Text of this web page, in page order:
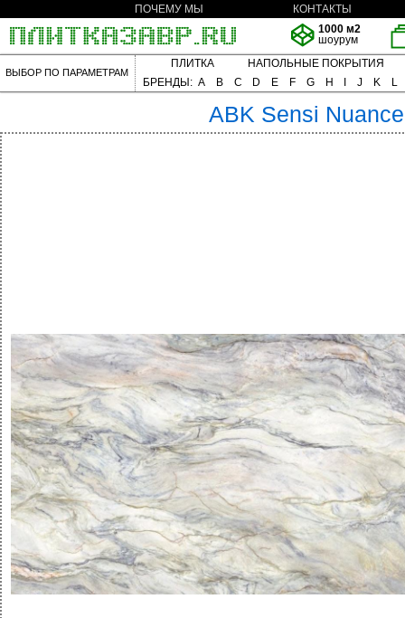
ПОЧЕМУ МЫ
КОНТАКТЫ
1000 м2
шоурум
ВЫБОР ПО ПАРАМЕТРАМ
ПЛИТКА
НАПОЛЬНЫЕ ПОКРЫТИЯ
БРЕНДЫ: A B C D E F G H J K L
ABK Sensi Nuance